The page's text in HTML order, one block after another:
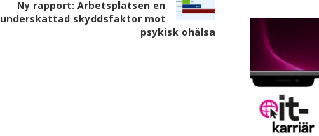
Ny rapport: Arbetsplatsen en
underskattad skyddsfaktor mot
psykisk ohälsa